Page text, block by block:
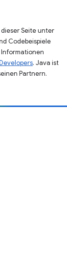
Seite unter
Codebeispiele
. Java ist
Partnern.